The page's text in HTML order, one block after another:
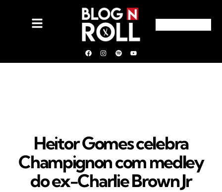
Heitor Gomes celebra
Champignon com medley
do ex-Charlie Brown Jr